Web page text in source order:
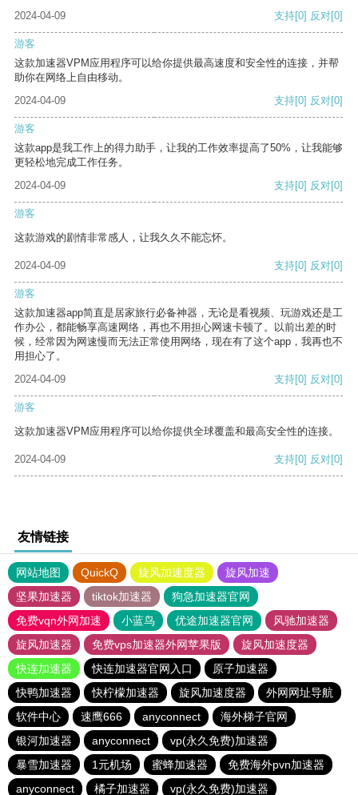
2024-04-09
支持[0] 反对[0]
游客
这款加速器VPM应用程序可以给你提供最高速度和安全性的连接，并帮
助你在网络上自由移动。
2024-04-09
支持[0] 反对[0]
游客
这款app是我工作上的得力助手，让我的工作效率提高了50%，让我能够
更轻松地完成工作任务。
2024-04-09
支持[0] 反对[0]
游客
这款游戏的剧情非常感人，让我久久不能忘怀。
2024-04-09 支持[0] 反对[0]
游客
这款加速器app简直是居家旅行必备神器，无论是看视频、玩游戏还是工
作办公，都能畅享高速网络，再也不用担心网速卡顿了。以前出差的时
候，经常因为网速慢而无法正常使用网络，现在有了这个app，我再也不
用担心了。
2024-04-09
支持[0] 反对[0]
游客
这款加速器VPM应用程序可以给你提供全球覆盖和最高安全性的连接。
2024-04-09 支持[0] 反对[0]
友情链接
网站地图 QuickQ 旋风加速度器
旋风加速
坚果加速器
tiktok加速器
狗急加速器官网
免费vqn外网加速
小蓝鸟 优途加速器官网
风驰加速器
旋风加速器
免费vps加速器外网苹果版
旋风加速度器
快连加速器
快连加速器官网入口
原子加速器
快鸭加速器
快柠檬加速器 旋风加速度器
外网网址导航
软件中心
速鹰666 anyconnect
海外梯子官网
银河加速器
anyconnect
vp(永久免费)加速器
暴雪加速器
1元机场 蜜蜂加速器
免费海外pvn加速器
anyconnect
橘子加速器 vp(永久免费)加速器